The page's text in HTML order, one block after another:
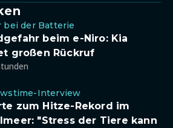
bei der Batterie
beim e-Niro: Kia
großen Rückruf
Interview
zum Hitze-Rekord im
"Stress der Tiere kann